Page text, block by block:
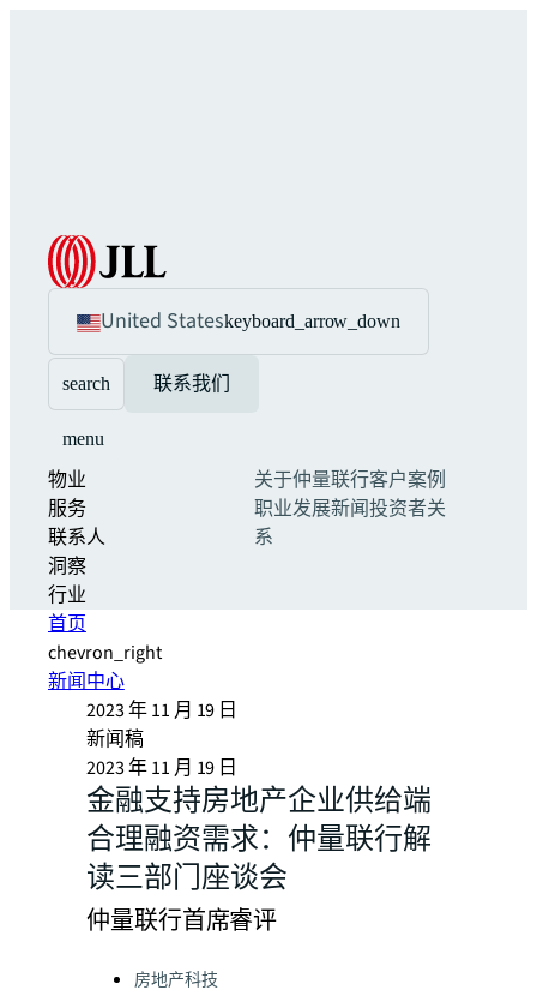
United Stateskeyboard_arrow_down
search 联系我们
menu
物业
服务
联系人
洞察
行业
关于仲量联行客户案例
职业发展新闻投资者关
系
首页
chevron_right
新闻中心
2023 年 11 月 19 日
新闻稿
2023 年 11 月 19 日
金融支持房地产企业供给端
合理融资需求：仲量联行解
读三部门座谈会
仲量联行首席睿评
Categories:
房地产科技